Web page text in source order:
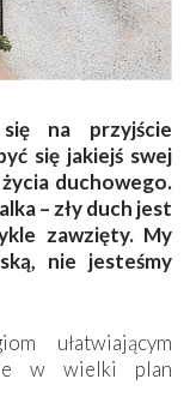
na przyjście
się jakiejś swej
duchowego.
– zły duch jest
zawzięty. My
nie jesteśmy
ułatwiającym
je w wielki plan